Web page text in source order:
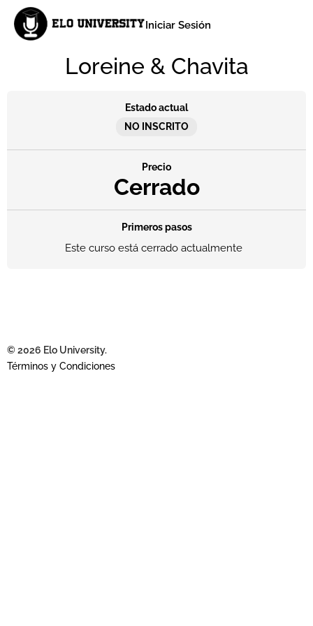
Iniciar Sesión
Loreine & Chavita
Estado actual
NO INSCRITO
Precio
Cerrado
Primeros pasos
Este curso está cerrado actualmente
© 2026 Elo University.
Términos y Condiciones